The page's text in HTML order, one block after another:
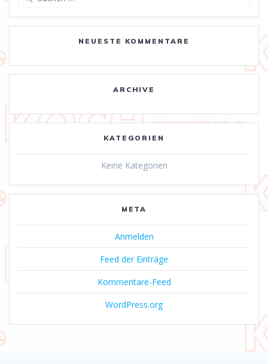
NEUESTE KOMMENTARE
ARCHIVE
KATEGORIEN
Keine Kategorien
META
Anmelden
Feed der Einträge
Kommentare-Feed
WordPress.org